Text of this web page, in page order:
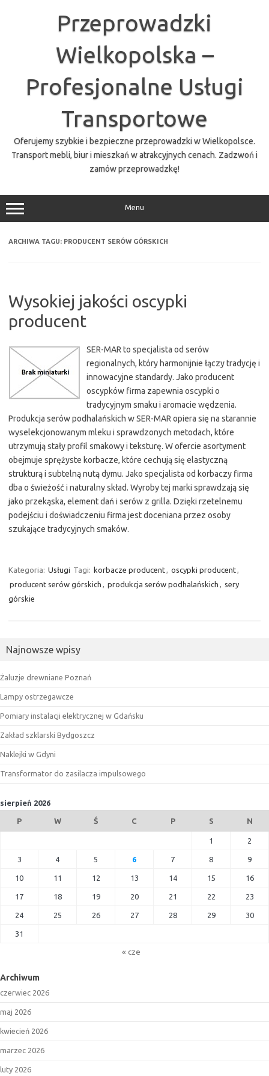
Przeprowadzki
Wielkopolska –
Profesjonalne Usługi
Transportowe
Oferujemy szybkie i bezpieczne przeprowadzki w Wielkopolsce.
Transport mebli, biur i mieszkań w atrakcyjnych cenach. Zadzwoń i
zamów przeprowadzkę!
Menu
ARCHIWA TAGU: PRODUCENT SERÓW GÓRSKICH
Wysokiej jakości oscypki
producent
SER-MAR to specjalista od serów
regionalnych, który harmonijnie łączy tradycję i
innowacyjne standardy. Jako producent
oscypków firma zapewnia oscypki o
tradycyjnym smaku i aromacie wędzenia.
Produkcja serów podhalańskich w SER-MAR opiera się na starannie
wyselekcjonowanym mleku i sprawdzonych metodach, które
utrzymują stały profil smakowy i teksturę. W ofercie asortyment
obejmuje sprężyste korbacze, które cechują się elastyczną
strukturą i subtelną nutą dymu. Jako specjalista od korbaczy firma
dba o świeżość i naturalny skład. Wyroby tej marki sprawdzają się
jako przekąska, element dań i serów z grilla. Dzięki rzetelnemu
podejściu i doświadczeniu firma jest doceniana przez osoby
szukające tradycyjnych smaków.
Kategoria: Usługi Tagi: korbacze producent, oscypki producent,
producent serów górskich , produkcja serów podhalańskich , sery
górskie
Najnowsze wpisy
Żaluzje drewniane Poznań
Lampy ostrzegawcze
Pomiary instalacji elektrycznej w Gdańsku
Zakład szklarski Bydgoszcz
Naklejki w Gdyni
Transformator do zasilacza impulsowego
sierpień 2026
P W Ś C P S N
1 2
3 4 5 6 7 8 9
10 11 12 13 14 15 16
17 18 19 20 21 22 23
24 25 26 27 28 29 30
31
« cze
Archiwum
czerwiec 2026
maj 2026
kwiecień 2026
marzec 2026
luty 2026